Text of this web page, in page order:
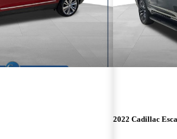
2022 Cadillac